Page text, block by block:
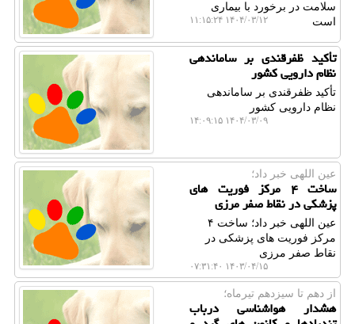
سلامت در برخورد با بیماری
است
۱۴۰۴/۰۳/۱۲ ۱۱:۱۵:۲۴
تأکید ظفرقندی بر ساماندهی
نظام دارویی کشور
تأکید ظفرقندی بر ساماندهی
نظام دارویی کشور
۱۴۰۴/۰۳/۰۹ ۱۴:۰۹:۱۵
عین اللهی خبر داد؛
ساخت ۴ مرکز فوریت های
پزشکی در نقاط صفر مرزی
عین اللهی خبر داد؛ ساخت ۴
مرکز فوریت های پزشکی در
نقاط صفر مرزی
۱۴۰۳/۰۴/۱۵ ۰۷:۳۱:۴۰
از دهم تا سیزدهم تیرماه؛
هشدار هواشناسی درباب